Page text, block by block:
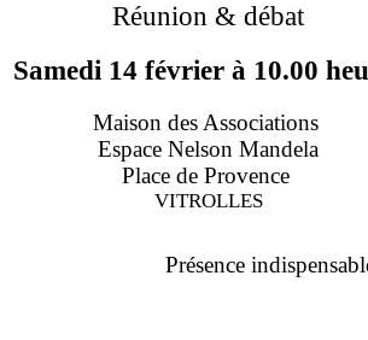
Réunion & débat
Samedi 14 février à 10.00
Maison des Associations
Espace Nelson Mandela
Place de Provence
VITROLLES
Présence